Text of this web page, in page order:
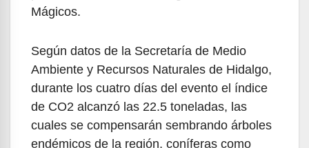
Mágicos.
Según datos de la Secretaría de Medio
Ambiente y Recursos Naturales de Hidalgo,
durante los cuatro días del evento el índice
de CO2 alcanzó las 22.5 toneladas, las
cuales se compensarán sembrando árboles
endémicos de la región, coníferas como